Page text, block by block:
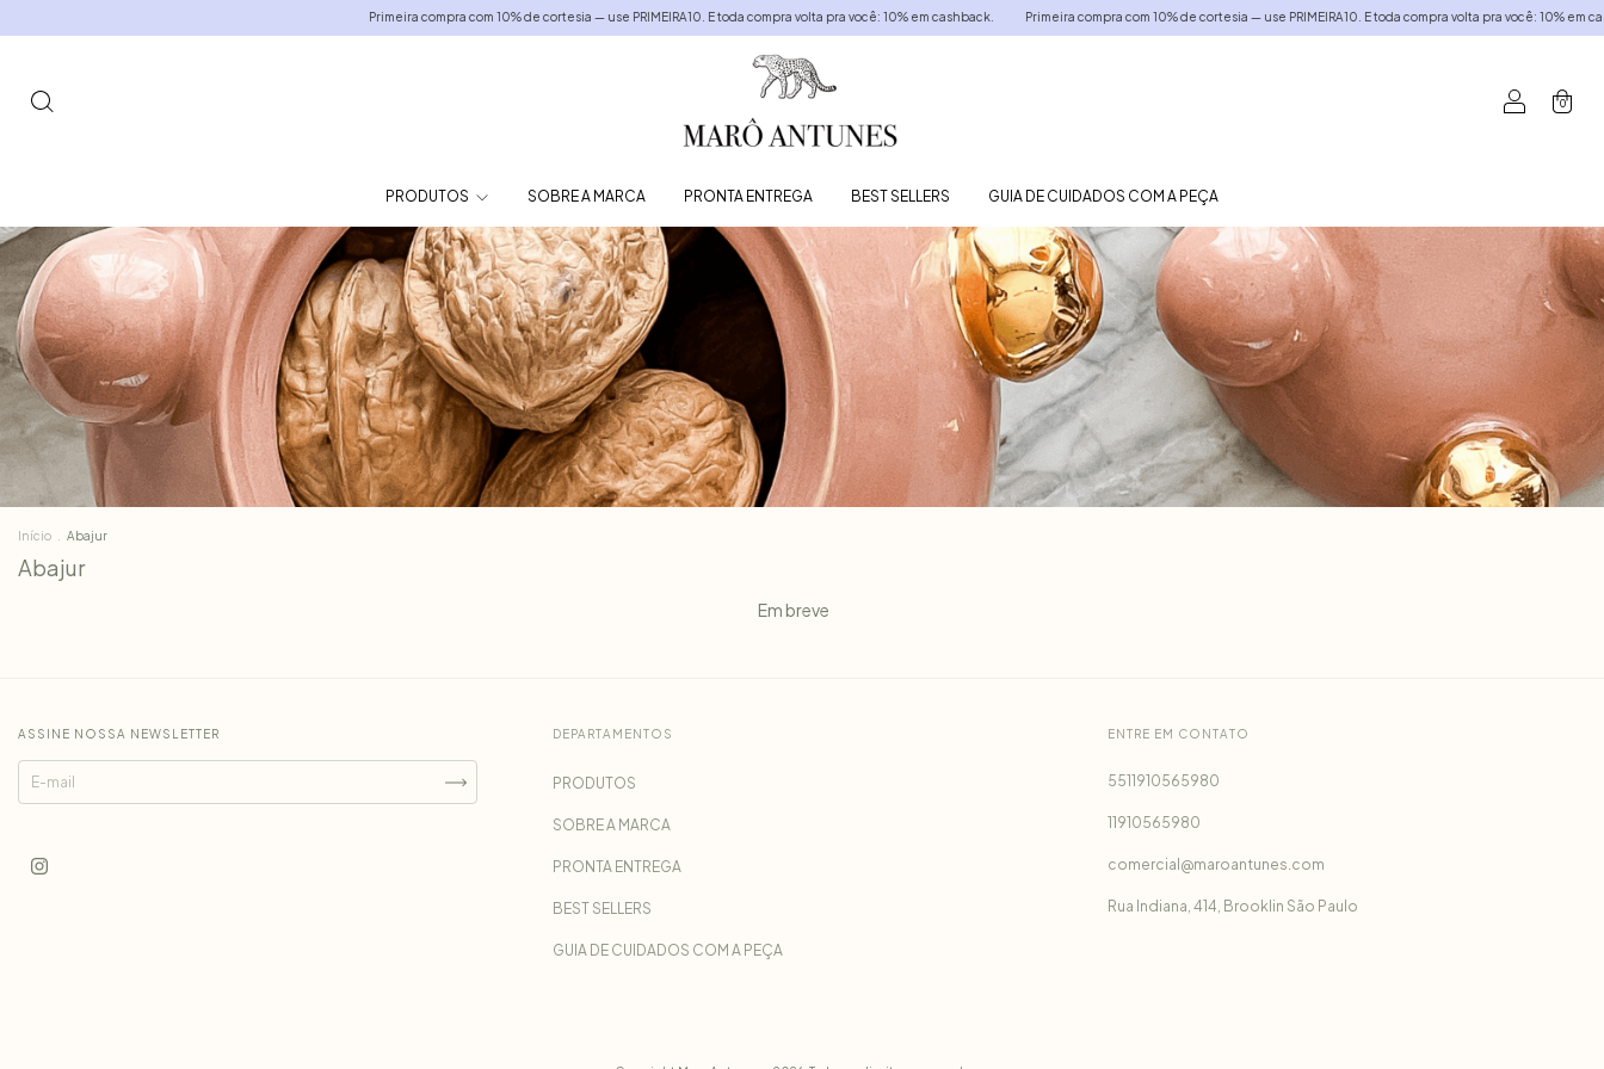
Primeira compra com 10% de cortesia — use PRIMEIRA10. E toda compra volta pra você: 10% em cashback. Primeira compra com 10% de cortesia — use PRIMEIRA10. E toda compra volta pra você: 10% em
0
PRODUTOS SOBRE A MARCA PRONTA ENTREGA BEST SELLERS GUIA DE CUIDADOS COM A PEÇA
Início Abajur
Abajur
Em breve
ASSINE NOSSA NEWSLETTER DEPARTAMENTOS
PRODUTOS
SOBRE A MARCA
PRONTA ENTREGA
BEST SELLERS
GUIA DE CUIDADOS COM A PEÇA
ENTRE EM CONTATO
5511910565980
11910565980
comercial@maroantunes.com
Rua Indiana, 414, Brooklin São Paulo